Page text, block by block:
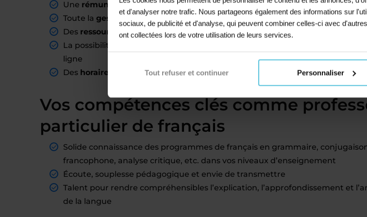
et d'analyser notre trafic. Nous partageons également des informations sur
sociaux, de publicité et d'analyse, qui peuvent combiner celles-ci avec
ont collectées lors de votre utilisation de leurs services.
Tout refuser et continuer Personnaliser
Une rémunération fixeà chaque fin de mois, fonction du nombre d’élèves
Toute la gestion administrative prise en charge
par Acadomia (charges,
Des ressources pédagogiquesà disposition et une application mobile pour
La possibilité de donner des cours collectifs ou des stages de vacances en
ligne
Des horaires adaptables , compatibles avec un autre emploi
Vos compétences clés comme
particulier de français
Solide connaissance des programmes de français en grammaire,
francophone, analyse critique, etc. dans vos niveaux d’enseignement
Écoute, souplesse pédagogique et envie de transmettre
Talent pour rendre compréhensibles l’explication, l’approfondissement et
de la langue